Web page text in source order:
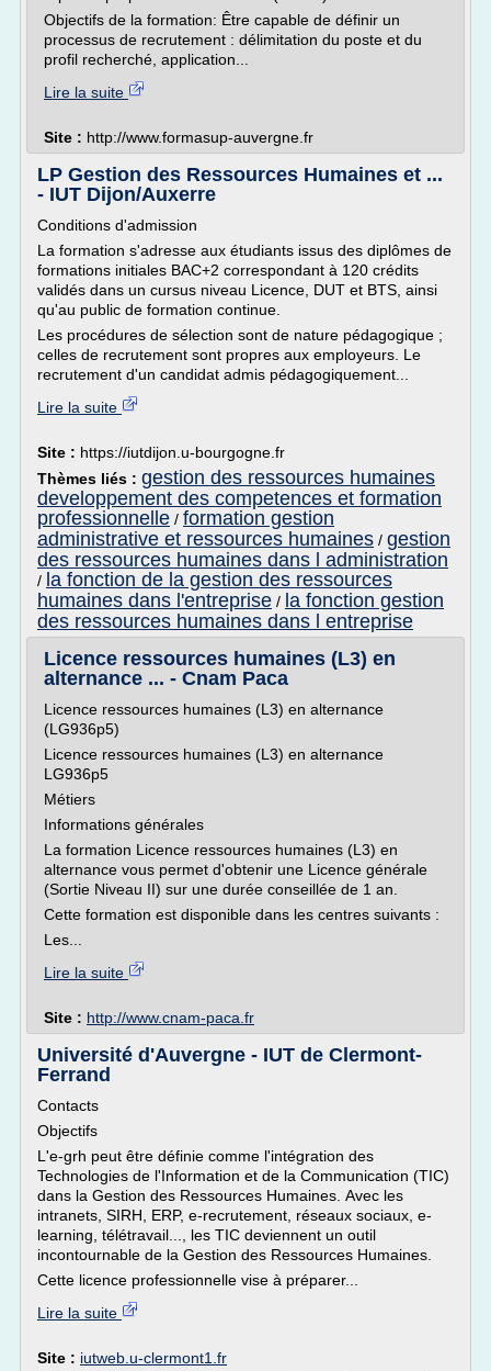
Objectifs de la formation: Être capable de définir un
processus de recrutement : délimitation du poste et du
profil recherché, application...
Lire la suite
Site : http://www.formasup-auvergne.fr
LP Gestion des Ressources Humaines et ...
- IUT Dijon/Auxerre
Conditions d'admission
La formation s'adresse aux étudiants issus des diplômes de
formations initiales BAC+2 correspondant à 120 crédits
validés dans un cursus niveau Licence, DUT et BTS, ainsi
qu'au public de formation continue.
Les procédures de sélection sont de nature pédagogique ;
celles de recrutement sont propres aux employeurs. Le
recrutement d'un candidat admis pédagogiquement...
Lire la suite
Site : https://iutdijon.u-bourgogne.fr
Thèmes liés : gestion des ressources humaines
developpement des competences et formation
professionnelle / formation gestion
administrative et ressources humaines / gestion
des ressources humaines dans l administration
/ la fonction de la gestion des ressources
humaines dans l'entreprise / la fonction gestion
des ressources humaines dans l entreprise
Licence ressources humaines (L3) en
alternance ... - Cnam Paca
Licence ressources humaines (L3) en alternance
(LG936p5)
Licence ressources humaines (L3) en alternance
LG936p5
Métiers
Informations générales
La formation Licence ressources humaines (L3) en
alternance vous permet d'obtenir une Licence générale
(Sortie Niveau II) sur une durée conseillée de 1 an.
Cette formation est disponible dans les centres suivants :
Les...
Lire la suite
Site : http://www.cnam-paca.fr
Université d'Auvergne - IUT de Clermont-
Ferrand
Contacts
Objectifs
L'e-grh peut être définie comme l'intégration des
Technologies de l'Information et de la Communication (TIC)
dans la Gestion des Ressources Humaines. Avec les
intranets, SIRH, ERP, e-recrutement, réseaux sociaux, e-
learning, télétravail..., les TIC deviennent un outil
incontournable de la Gestion des Ressources Humaines.
Cette licence professionnelle vise à préparer...
Lire la suite
Site : iutweb.u-clermont1.fr